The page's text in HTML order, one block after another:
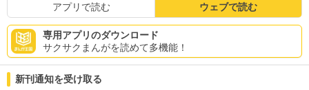
アプリで読む ウェブで読む
専用アプリのダウンロード
サクサクまんがを読めて多機能！
新刊通知を受け取る